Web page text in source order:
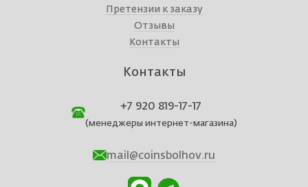
Претензии к заказу
Отзывы
Контакты
Контакты
+7 920 819-17-17
(менеджеры интернет-магазина)
mail@coinsbolhov.ru